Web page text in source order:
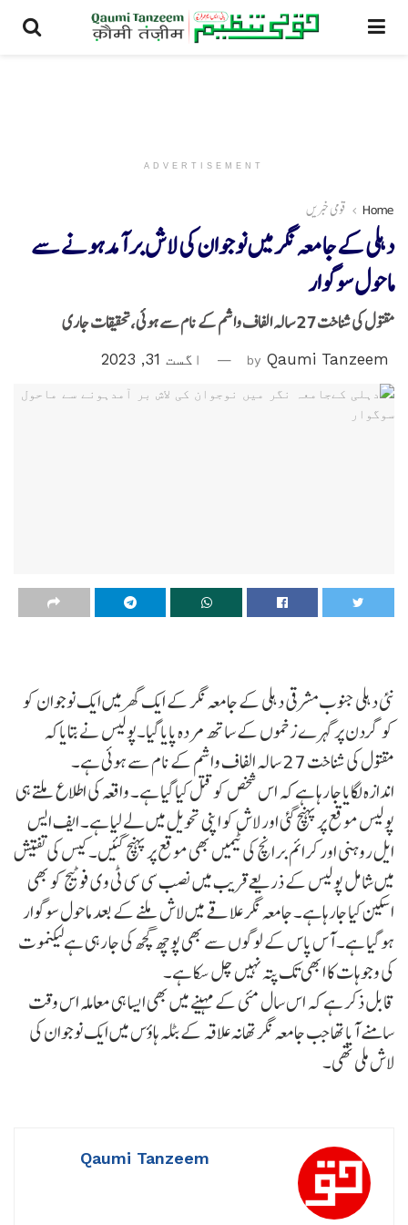
ADVERTISEMENT
Home قومی خبریں
دہلی کےجامعہ نگر میں نوجوان کی لاش بر آمدہونے سے
ماحول سوگوار
مقتول کی شناخت 27 سالہ الفاف واشم کے نام سے ہوئی،تحقیقات جاری
by Qaumi Tanzeem اگست 31, 2023
نئی دہلی جنوب مشرقی دہلی کے جامعہ نگر کے ایک گھر میں ایک نوجوان کو
کو گردن پر گہرے زخموں کے ساتھ مردہ پایا گیا۔پولیس نے بتایاکہ
مقتول کی شناخت 27 سالہ الفاف واشم کے نام سے ہوئی ہے۔
اندازہ لگایا جا رہا ہے کہ اس شخص کو قتل کیا گیا ہے۔ واقعہ کی اطلاع ملتے ہی
پولیس موقع پر پہنچ گئی اور لاش کو اپنی تحویل میں لے لیا ہے۔ ایف ایس
ایل روہنی اور کرائم برانچ کی ٹیمیں بھی موقع پر پہنچ گئیں۔ کیس کی تفتیش
میں شامل پولیس کے ذریعےقریب میں نصب سی سی ٹی وی فوٹیج کو بھی
اسکین کیا جارہاہے۔ جامعہ نگر علاقے میں لاش ملنے کے بعد ماحول سوگوار
ہو گیا ہے۔ آس پاس کے لوگوں سے بھی پوچھ گچھ کی جا رہی ہےلیکنموت
کی وجوہات کا ابھی تک پتہ نہیں چل سکا ہے۔
قابل ذکر ہے کہ اس سال مئی کے مہینے میں بھی ایسا ہی معاملہ اس وقت
سامنے آیا تھا جب جامعہ نگر تھانہ علاقہ کے بٹلہ ہاؤس میں ایک نوجوان کی
لاش ملی تھی۔
Qaumi Tanzeem